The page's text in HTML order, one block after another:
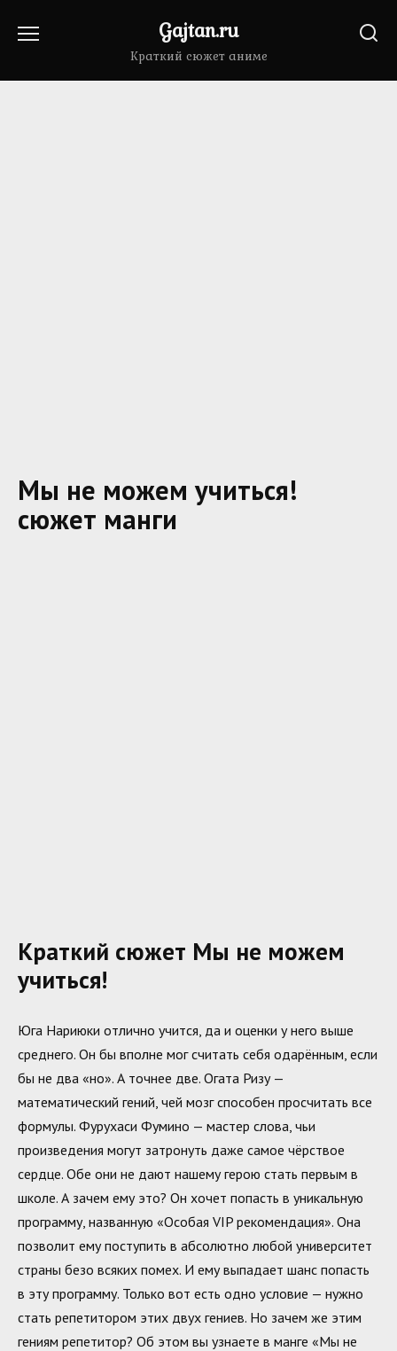
Gajtan.ru
Краткий сюжет аниме
Мы не можем учиться!
сюжет манги
Краткий сюжет Мы не можем
учиться!
Юга Нариюки отлично учится, да и оценки у него выше
среднего. Он бы вполне мог считать себя одарённым, если
бы не два «но». А точнее две. Огата Ризу —
математический гений, чей мозг способен просчитать все
формулы. Фурухаси Фумино — мастер слова, чьи
произведения могут затронуть даже самое чёрствое
сердце. Обе они не дают нашему герою стать первым в
школе. А зачем ему это? Он хочет попасть в уникальную
программу, названную «Особая VIP рекомендация». Она
позволит ему поступить в абсолютно любой университет
страны безо всяких помех. И ему выпадает шанс попасть
в эту программу. Только вот есть одно условие — нужно
стать репетитором этих двух гениев. Но зачем же этим
гениям репетитор? Об этом вы узнаете в манге «Мы не